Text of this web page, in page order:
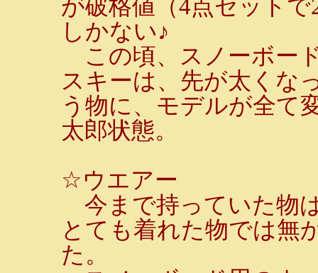
が破格値（4点セット
しかない♪
この頃、スノーボー
スキーは、先が太くな
う物に、モデルが全て
太郎状態。
☆ウエアー
今まで持っていた物
とても着れた物では無
た。